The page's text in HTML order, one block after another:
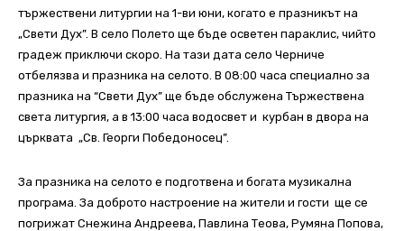
тържествени литургии на 1-ви юни, когато е празникът на
„Свети Дух”. В село Полето ще бъде осветен параклис, чийто
градеж приключи скоро. На тази дата село Черниче
отбелязва и празника на селото. В 08:00 часа специално за
празника на “Свети Дух” ще бъде обслужена Тържествена
света литургия, а в 13:00 часа водосвет и курбан в двора на
църквата „Св. Георги Победоносец”.
За празника на селото е подготвена и богата музикална
програма. За доброто настроение на жители и гости ще се
погрижат Снежина Андреева, Павлина Теова, Румяна Попова,